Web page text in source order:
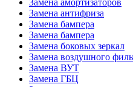
Замена амортизаторов
Замена антифриза
Замена бампера
Замена бампера
Замена боковых зеркал
Замена воздушного
Замена ВУТ
Замена ГБЦ